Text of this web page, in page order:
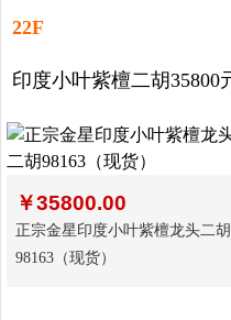
22F
印度小叶紫檀二胡35800
￥35800.00
正宗金星印度小叶紫檀龙头二胡
98163（现货）